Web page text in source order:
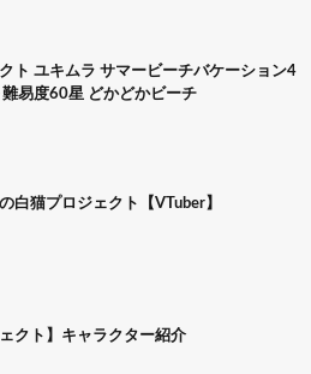
ト ユキムラ サマービーチバケーション4
易度60星 どかどかビーチ
白猫プロジェクト【VTuber】
クト】キャラクター紹介